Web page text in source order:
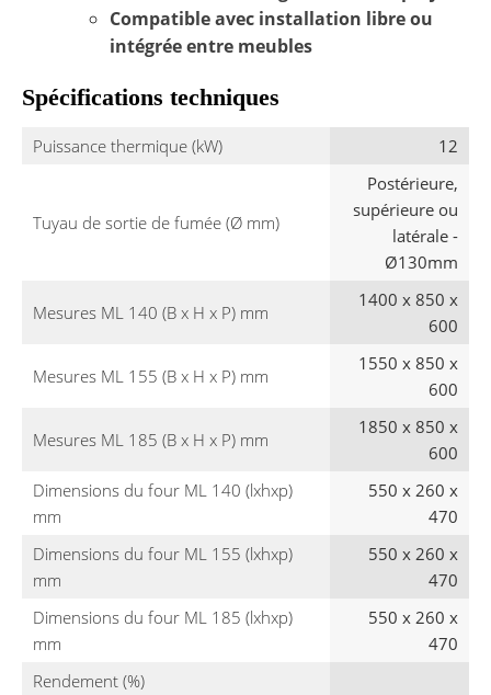
Compatible avec installation libre ou
intégrée entre meubles
Spécifications techniques
Puissance thermique (kW) 12
Tuyau de sortie de fumée (Ø mm)
Postérieure,
supérieure ou
latérale -
Ø130mm
Mesures ML 140 (B x H x P) mm
1400 x 850 x
600
Mesures ML 155 (B x H x P) mm
1550 x 850 x
600
Mesures ML 185 (B x H x P) mm
1850 x 850 x
600
Dimensions du four ML 140 (lxhxp)
mm
550 x 260 x
470
Dimensions du four ML 155 (lxhxp)
mm
550 x 260 x
470
Dimensions du four ML 185 (lxhxp)
mm
550 x 260 x
470
Rendement (%)